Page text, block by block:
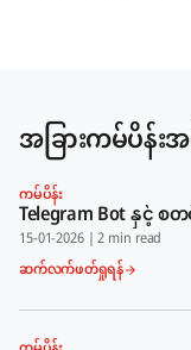
အခြားကမ်ပိန်း
ကမ်ပိန်း
Telegram Bot နှင့်
15-01-2026|2 min read
ဆက်လက်ဖတ်ရှုရန်